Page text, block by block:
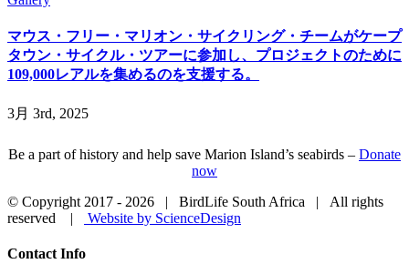
マウス・フリー・マリオン・サイクリング・チームがケープ
タウン・サイクル・ツアーに参加し、プロジェクトのために
109,000レアルを集めるのを支援する。
3月 3rd, 2025
Be a part of history and help save Marion Island’s seabirds – Donate
now
© Copyright 2017 - 2026 | BirdLife South Africa | All rights
reserved |
Website by ScienceDesign
Close
Contact Info